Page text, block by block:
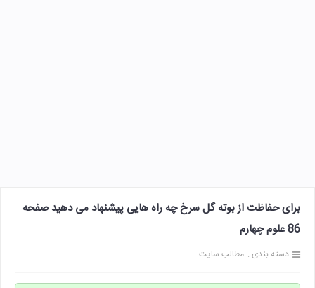
برای حفاظت از بوته گل سرخ چه راه هایی پیشنهاد می دهید صفحه
86 علوم چهارم
دسته بندی : مطالب سایت